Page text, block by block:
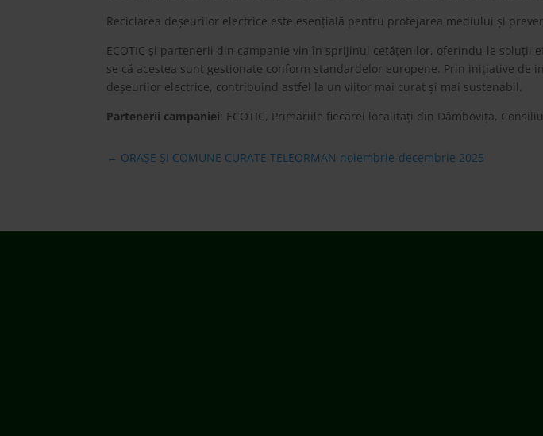
Reciclarea deșeurilor electrice este esențială pentru protejarea mediului și
ECOTIC și partenerii din campanie vin în sprijinul cetățenilor, oferindu-le soluții
se că acestea sunt gestionate conform standardelor europene. Prin inițiative de
deșeurilor electrice, contribuind astfel la un viitor mai curat și mai sustenabil.
Partenerii campaniei: ECOTIC, Primăriile fiecărei localități din Dâmbovița,
← ORAȘE ȘI COMUNE CURATE TELEORMAN noiembrie-decembrie 2025